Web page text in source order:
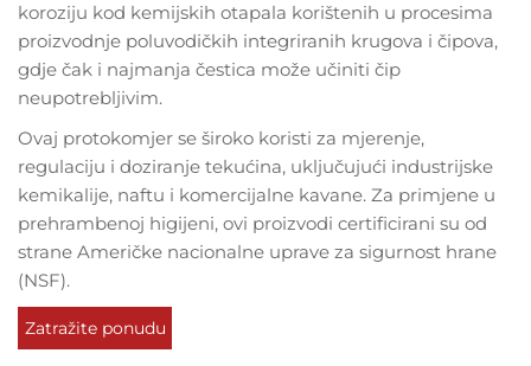
koroziju kod kemijskih otapala korištenih u procesima
proizvodnje poluvodičkih integriranih krugova i čipova,
gdje čak i najmanja čestica može učiniti čip
neupotrebljivim.
Ovaj protokomjer se široko koristi za mjerenje,
regulaciju i doziranje tekućina, uključujući industrijske
kemikalije, naftu i komercijalne kavane. Za primjene u
prehrambenoj higijeni, ovi proizvodi certificirani su od
strane Američke nacionalne uprave za sigurnost hrane
(NSF).
Zatražite ponudu